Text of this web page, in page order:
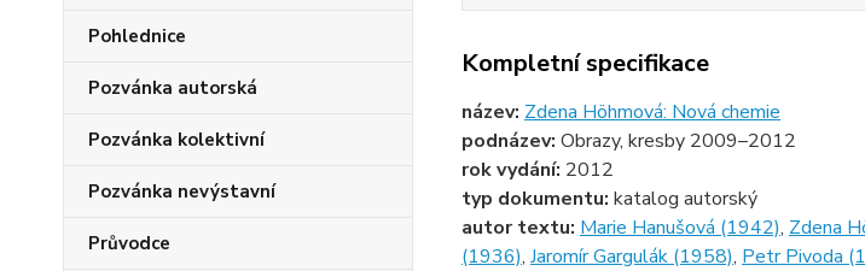
Pohlednice
Pozvánka autorská
Pozvánka kolektivní
Pozvánka nevýstavní
Průvodce
Kompletní specifikace
název: Zdena Höhmová: Nová chemie
podnázev: Obrazy, kresby 2009–2012
rok vydání: 2012
typ dokumentu: katalog autorský
autor textu: Marie Hanušová (1942), Zdena
(1936), Jaromír Gargulák (1958), Petr Pivoda